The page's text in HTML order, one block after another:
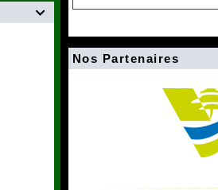

Nos Partenaires